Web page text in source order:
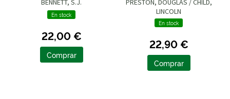
INVESTIGADORA 5)
BENNETT, S.J.
En stock
22,00 €
Comprar
PENDERGAST 22)
PRESTON, DOUGLAS / CHILD,
LINCOLN
En stock
22,90 €
Comprar